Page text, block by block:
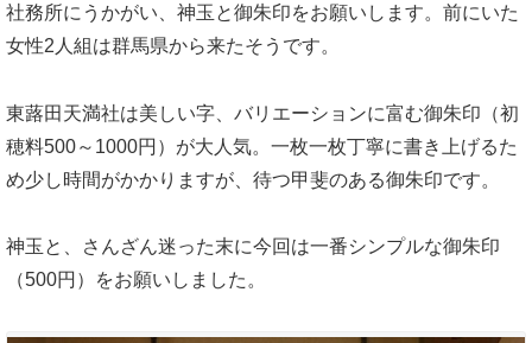
社務所にうかがい、神玉と御朱印をお願いします。前にいた
女性2人組は群馬県から来たそうです。
東蕗田天満社は美しい字、バリエーションに富む御朱印（初
穂料500～1000円）が大人気。一枚一枚丁寧に書き上げるた
め少し時間がかかりますが、待つ甲斐のある御朱印です。
神玉と、さんざん迷った末に今回は一番シンプルな御朱印
（500円）をお願いしました。